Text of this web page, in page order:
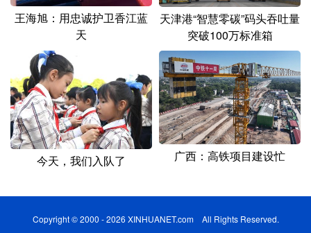
王海旭：用忠诚护卫香江蓝
天
天津港“智慧零碳”码头吞吐量
突破100万标准箱
今天，我们入队了 广西：高铁项目建设忙
Copyright © 2000 - 2026 XINHUANET.com All Rights Reserved.